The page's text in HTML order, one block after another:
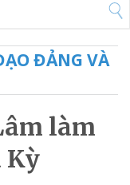
ĐẢNG VÀ
làm
Kỳ